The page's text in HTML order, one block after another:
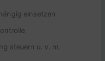
einsetzen
steuern u. v. m.